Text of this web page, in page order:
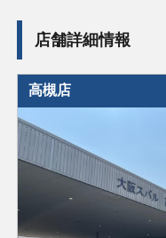
店舗詳細情報
高槻店